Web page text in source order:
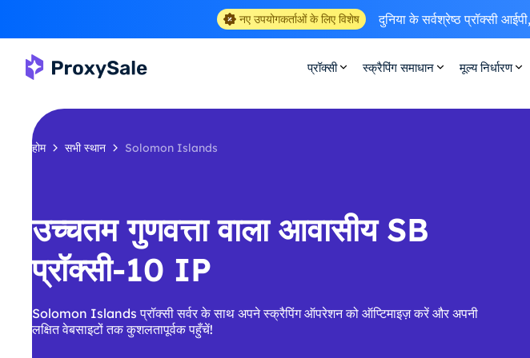
नए उपयोगकर्ताओं के लिए विशेष दुनिया के सर्वश्रेष्ठ प्रॉक्सी आईपी,
प्रॉक्सी स्क्रैपिंग समाधान मूल्य निर्धारण
होम सभी स्थान Solomon Islands
उच्चतम गुणवत्ता वाला आवासीय SB
प्रॉक्सी-10 IP
Solomon Islands प्रॉक्सी सर्वर के साथ अपने स्क्रैपिंग ऑपरेशन को ऑप्टिमाइज़ करें और अपनी
लक्षित वेबसाइटों तक कुशलतापूर्वक पहुँचें!